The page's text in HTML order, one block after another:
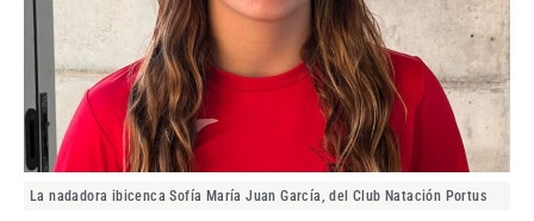
La nadadora ibicenca Sofía María Juan García, del Club Natación Portus